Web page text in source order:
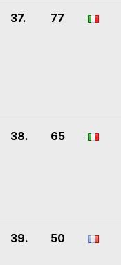
37. 77
38. 65
39. 50